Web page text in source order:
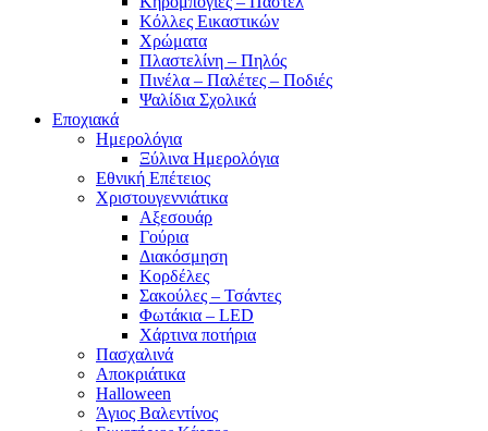
Κόλλες Εικαστικών
Χρώματα
Πλαστελίνη – Πηλός
Πινέλα – Παλέτες – Ποδιές
Ψαλίδια Σχολικά
Εποχιακά
Ημερολόγια
Ξύλινα Ημερολόγια
Εθνική Επέτειος
Χριστουγεννιάτικα
Αξεσουάρ
Γούρια
Διακόσμηση
Κορδέλες
Σακούλες – Τσάντες
Φωτάκια – LED
Χάρτινα ποτήρια
Πασχαλινά
Αποκριάτικα
Halloween
Άγιος Βαλεντίνος